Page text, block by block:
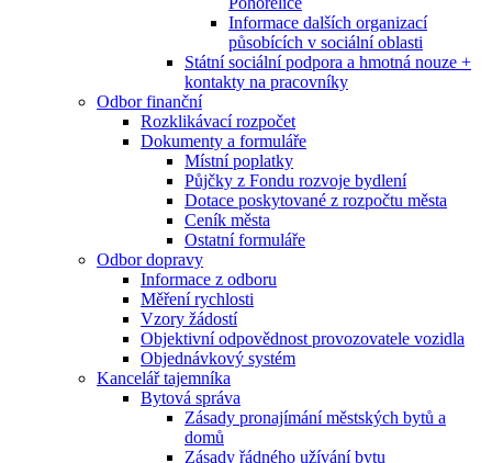
Informace dalších organizací
působících v sociální oblasti
Státní sociální podpora a hmotná nouze +
kontakty na pracovníky
Odbor finanční
Rozklikávací rozpočet
Dokumenty a formuláře
Místní poplatky
Půjčky z Fondu rozvoje bydlení
Dotace poskytované z rozpočtu města
Ceník města
Ostatní formuláře
Odbor dopravy
Informace z odboru
Měření rychlosti
Vzory žádostí
Objektivní odpovědnost provozovatele vozidla
Objednávkový systém
Kancelář tajemníka
Bytová správa
Zásady pronajímání městských bytů a
domů
Zásady řádného užívání bytu